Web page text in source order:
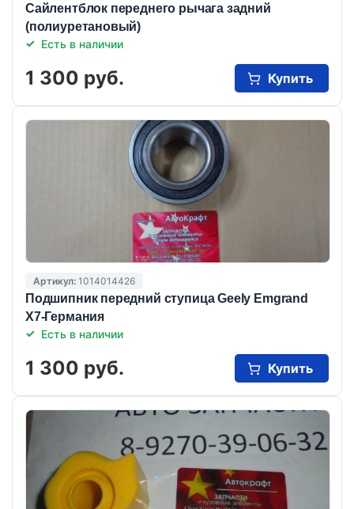
Cайлентблок переднего рычага задний
(полиуретановый)
Есть в наличии
1 300 руб. Купить
Артикул: 1014014426
Подшипник передний ступица Geely Emgrand
X7-Германия
Есть в наличии
1 300 руб. Купить